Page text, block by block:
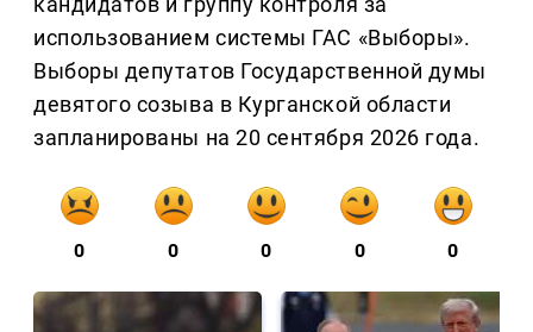
использованием системы ГАС «Выборы».
Выборы депутатов Государственной думы
девятого созыва в Курганской области
запланированы на 20 сентября 2026 года.
0 0 0 0 0